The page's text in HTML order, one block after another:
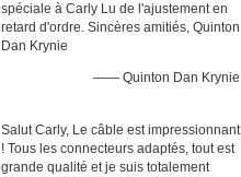
spéciale à Carly Lu de l'ajustement en
retard d'ordre. Sincères amitiés, Quinton
Dan Krynie
—— Quinton Dan Krynie
Salut Carly, Le câble est impressionnant
! Tous les connecteurs adaptés, tout est
grande qualité et je suis totalement